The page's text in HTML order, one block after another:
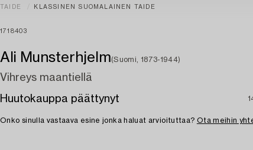
TAIDE KLASSINEN SUOMALAINEN TAIDE
1718403
Ali Munsterhjelm(Suomi, 1873-1944)
Vihreys maantiellä
Huutokauppa päättynyt
Onko sinulla vastaava esine jonka haluat arvioituttaa? Ota meihin